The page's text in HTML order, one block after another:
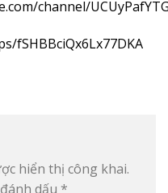
channel/
fSHBBciQx6Lx77DKA
hiển thị công khai.
dấu *